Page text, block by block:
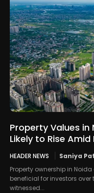
Property Values in
Likely to Rise
HEADER NEWS Saniya
Property ownership in
beneficial for investors over
witnessed...